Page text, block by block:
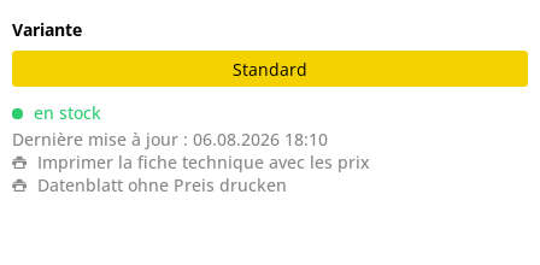
Variante
Standard
en stock
Dernière mise à jour : 06.08.2026 18:10
Imprimer la fiche technique avec les prix
Datenblatt ohne Preis drucken